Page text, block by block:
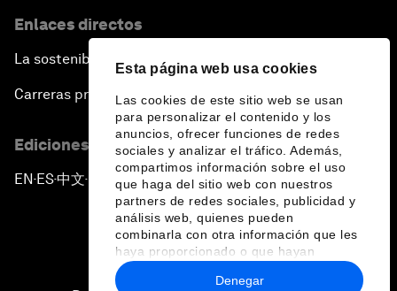
Esta página web usa cookies
Las cookies de este sitio web se usan
para personalizar el contenido y los
anuncios, ofrecer funciones de redes
sociales y analizar el tráfico. Además,
compartimos información sobre el uso
que haga del sitio web con nuestros
partners de redes sociales, publicidad y
análisis web, quienes pueden
combinarla con otra información que les
haya proporcionado o que hayan
recopilado a partir del uso que haya
hecho de sus servicios.
Denegar
Enlaces directos
La sostenibilidad en el Foro
Carreras profesionales
Ediciones en otros idiomas
EN ▪ ES▪中文▪ 日本語